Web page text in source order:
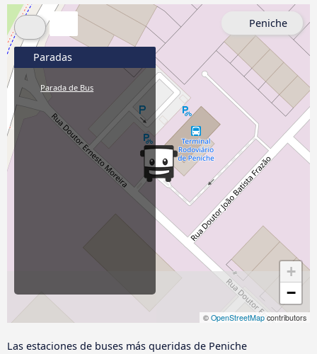
+
−
© OpenStreetMap contributors
Paradas
Parada de Bus
Peniche
Las estaciones de buses más queridas de Peniche